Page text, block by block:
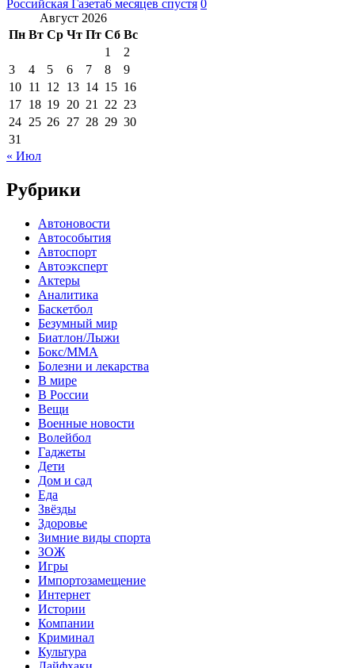
Российская Газета6 месяцев спустя 0
Август 2026
Пн Вт Ср Чт Пт Сб Вс
1
2
3
4 5 6 7 8
9
10 11 12 13 14 15 16
17 18 19 20 21 22 23
24 25 26 27 28 29 30
31
« Июл
Рубрики
Автоновости
Автособытия
Автоспорт
Автоэксперт
Актеры
Аналитика
Баскетбол
Безумный мир
Биатлон/Лыжи
Бокс/MMA
Болезни и лекарства
В мире
В России
Вещи
Военные новости
Волейбол
Гаджеты
Дети
Дом и сад
Еда
Звёзды
Здоровье
Зимние виды спорта
ЗОЖ
Игры
Импортозамещение
Интернет
Истории
Компании
Криминал
Культура